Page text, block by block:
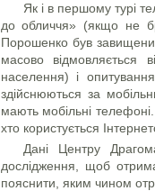
Як і в першому турі
до обличчя» (якщо не
Порошенко був
масово відмовляється
населення) і
здійснюються за
мають мобільні
хто користується
Дані Центру
дослідження, щоб
пояснити, яким чином